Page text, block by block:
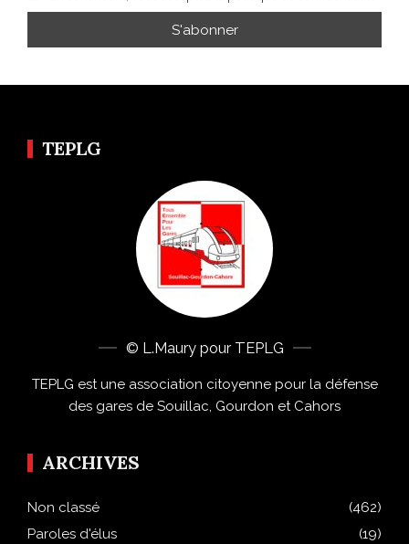
TEPLG
© L.Maury pour TEPLG
TEPLG est une association citoyenne pour la défense
des gares de Souillac, Gourdon et Cahors
ARCHIVES
Non classé
(462)
Paroles d'élus
(19)